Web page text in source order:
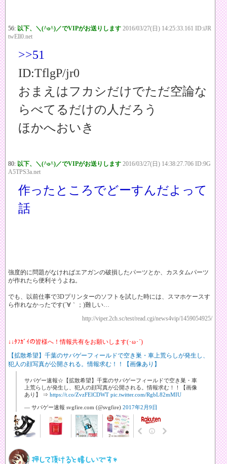
56: 以下、＼(^o^)／でVIPがお送りします 2016/03/27(日) 14:25:33.161 ID:iJR
twEll0.net
>>51
ID:TflgP/jr0
おまえはフカシだけでただ空論な
らべてるだけの人だろう
ほかへおいき
80: 以下、＼(^o^)／でVIPがお送りします 2016/03/27(日) 14:38:27.706 ID:9G
A5TPS3a.net
作ったところでどーすんだよって
話
強度的に問題がなければエアガンの破損したパーツとか、カスタムパーツ
が作れたら便利そうよね。
でも、以前仕事で3Dプリンターのソフトを試した時には、スマホケースす
ら作れなかったです(´∀｀；)難しい…
http://viper.2ch.sc/test/read.cgi/news4vip/1459054925/
↓↓ﾀﾌｶﾞｲの皆様へ！情報共有をお願いします(･ω･´)
【拡散希望】千葉のサバゲーフィールドで空き巣・車上荒らしが発生し、
犯人の顔写真が公開される。情報求む！！【画像あり】
サバゲー速報☆【拡散希望】千葉のサバゲーフィールドで空き巣・車
上荒らしが発生し、犯人の顔写真が公開される。情報求む！！【画像
あり】 ⇒ https://t.co/ZvzFElCDWT pic.twitter.com/RgbL82mMIU
— サバゲー速報 svgfire.com (@svgfire) 2017年2月9日